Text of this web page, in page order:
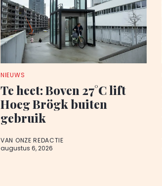
NIEUWS
Te heet: Boven 27°C lift
Hoeg Brögk buiten
gebruik
VAN ONZE REDACTIE
augustus 6, 2026